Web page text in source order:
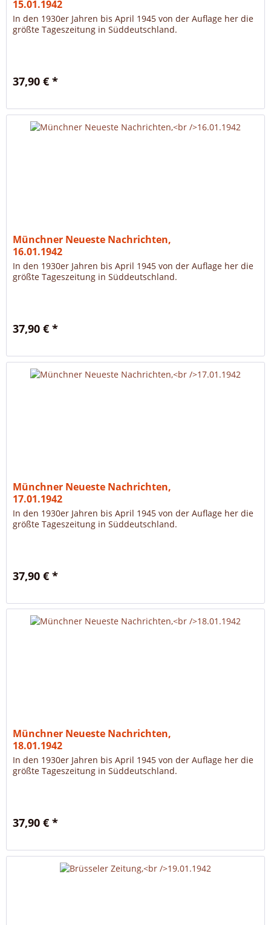
15.01.1942
In den 1930er Jahren bis April 1945 von der Auflage her die
größte Tageszeitung in Süddeutschland.
37,90 € *
Münchner Neueste Nachrichten,
16.01.1942
In den 1930er Jahren bis April 1945 von der Auflage her die
größte Tageszeitung in Süddeutschland.
37,90 € *
Münchner Neueste Nachrichten,
17.01.1942
In den 1930er Jahren bis April 1945 von der Auflage her die
größte Tageszeitung in Süddeutschland.
37,90 € *
Münchner Neueste Nachrichten,
18.01.1942
In den 1930er Jahren bis April 1945 von der Auflage her die
größte Tageszeitung in Süddeutschland.
37,90 € *